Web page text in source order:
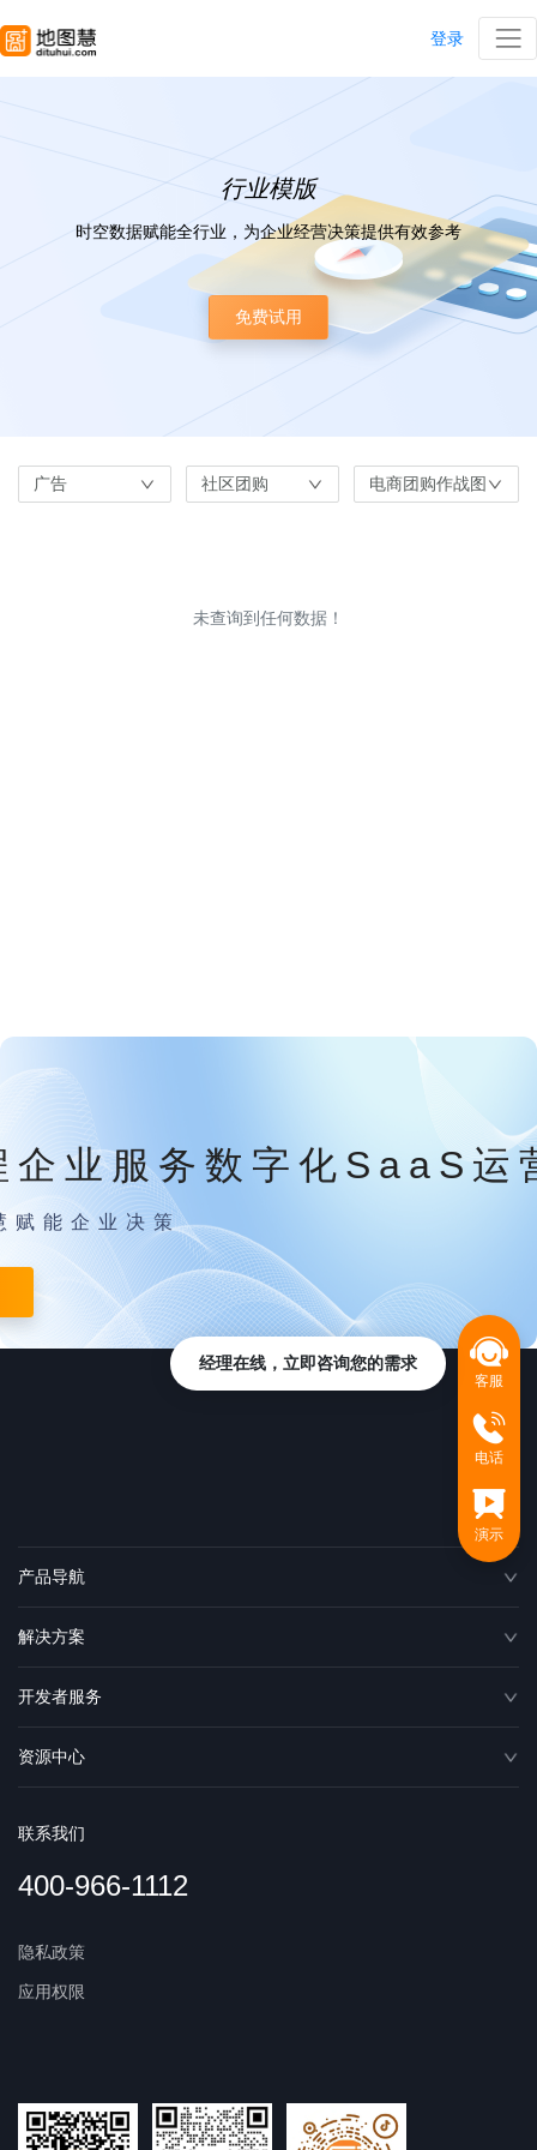
登录
行业模版
时空数据赋能全行业，为企业经营决策提供有效参考
免费试用
广告 社区团购 电商团购作战图
未查询到任何数据！
企业服务数字化SaaS运
赋能企业决策
产品导航
解决方案
开发者服务
资源中心
联系我们
400-966-1112
隐私政策
应用权限
客服
电话
演示
经理在线，立即咨询您的需求